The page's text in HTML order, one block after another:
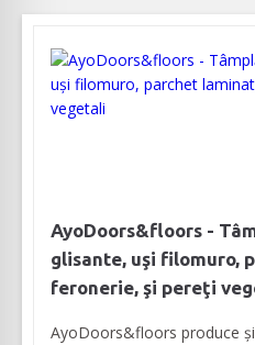
AyoDoors&floors -
glisante, uşi filomuro,
feronerie, şi pereţi
AyoDoors&floors produce